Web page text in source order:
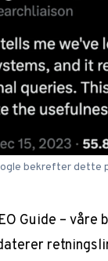
bekrefter dette
Guide –